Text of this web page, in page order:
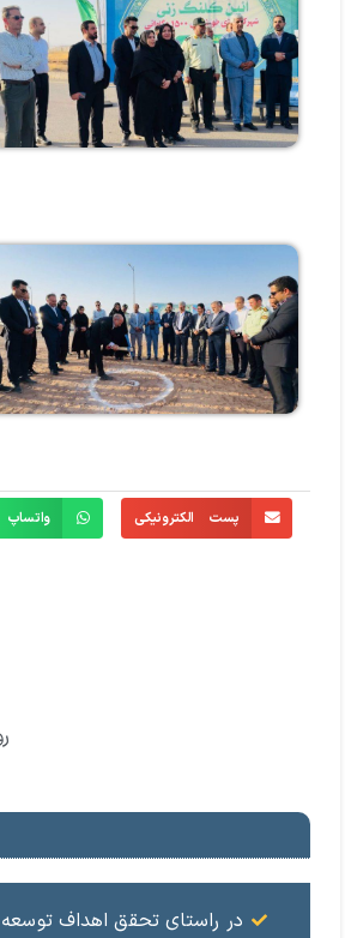
پست الکترونیکی واتساپ
در راستای تحقق اهداف توسعه اقتصادی و رفع موانع تولید، جلسه‌ای